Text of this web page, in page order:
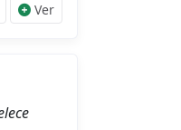
Ver